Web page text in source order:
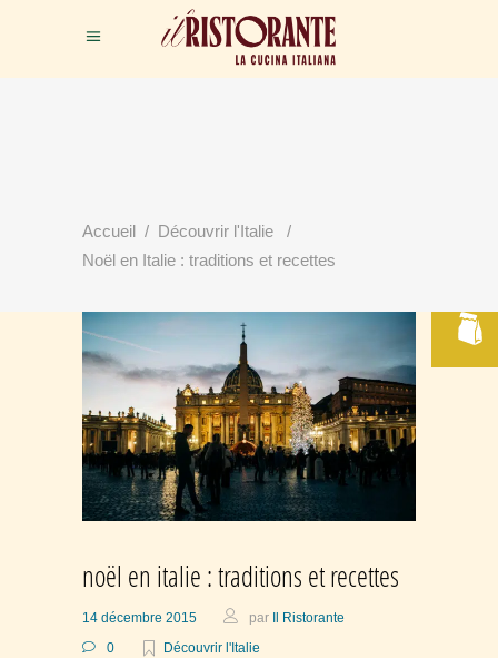
Accueil / Découvrir l'Italie
/
Noël en Italie : traditions et recettes
noël en italie : traditions et recettes
14 décembre 2015 par Il Ristorante
0
Découvrir l'Italie